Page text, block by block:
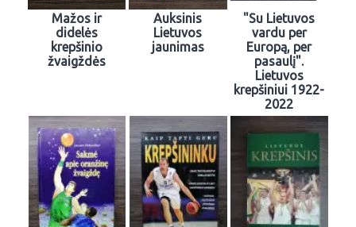
Mažos ir
didelės
krepšinio
žvaigždės
Auksinis
Lietuvos
jaunimas
"Su Lietuvos
vardu per
Europą, per
pasaulį".
Lietuvos
krepšiniui 1922-
2022